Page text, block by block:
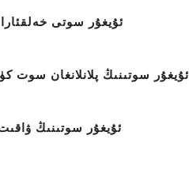
ئۇيغۇر سوتى خەلقئارا
ئۇيغۇر سوتىنىڭ پلانلانغان سوت
ئۇيغۇر سوتىنىڭ